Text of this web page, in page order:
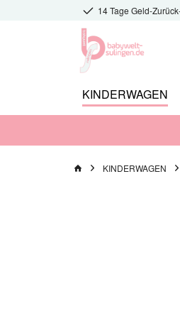
14 Tage Geld-
KINDERWAGEN
KINDERWAGEN